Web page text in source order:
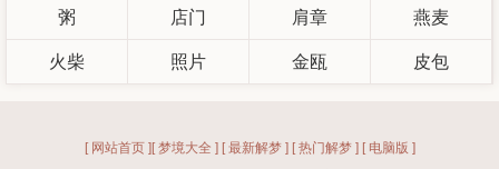
粥 店门 肩章 燕麦
火柴 照片 金瓯 皮包
[ 网站首页 ] [ 梦境大全 ] [ 最新解梦 ] [ 热门解梦 ] [ 电脑版 ]